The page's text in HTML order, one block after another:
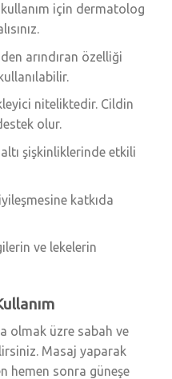
için dermatolog
arındıran özelliği
niteliktedir. Cildin
olur.
şişkinliklerinde etkili
katkıda
ve lekelerin
olmak üzre sabah ve
Masaj yaparak
hemen sonra güneşe